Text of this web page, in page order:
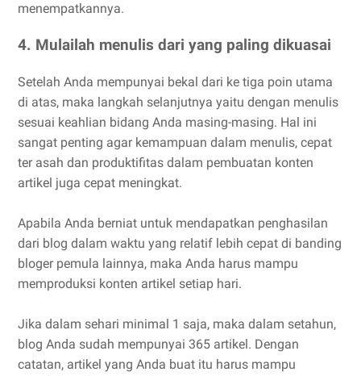
menempatkannya.
4. Mulailah menulis dari yang paling dikuasai
Setelah Anda mempunyai bekal dari ke tiga poin utama
di atas, maka langkah selanjutnya yaitu dengan menulis
sesuai keahlian bidang Anda masing-masing. Hal ini
sangat penting agar kemampuan dalam menulis, cepat
ter asah dan produktifitas dalam pembuatan konten
artikel juga cepat meningkat.
Apabila Anda berniat untuk mendapatkan penghasilan
dari blog dalam waktu yang relatif lebih cepat di banding
bloger pemula lainnya, maka Anda harus mampu
memproduksi konten artikel setiap hari.
Jika dalam sehari minimal 1 saja, maka dalam setahun,
blog Anda sudah mempunyai 365 artikel. Dengan
catatan, artikel yang Anda buat itu harus mampu